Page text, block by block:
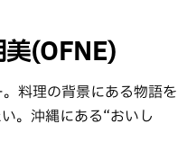
ー (OFNE)
料理の背景にある物語を
。沖縄にある“おいし